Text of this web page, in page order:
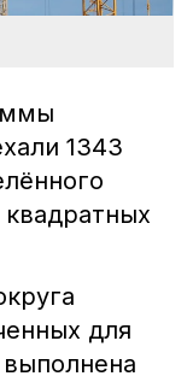
1343
для